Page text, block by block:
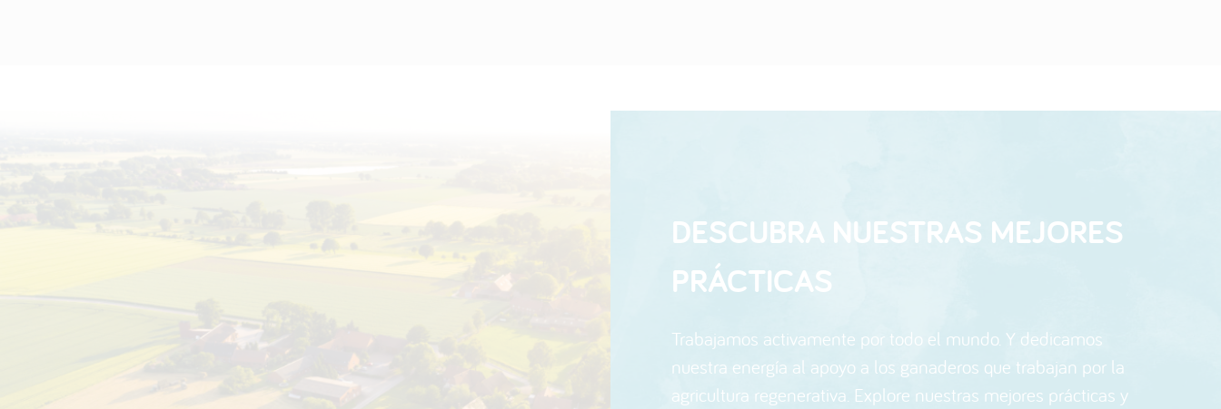
DESCUBRA NUESTRAS MEJORES
PRÁCTICAS
Trabajamos activamente por todo el mundo. Y dedicamos
nuestra energía al apoyo a los ganaderos que trabajan por la
agricultura regenerativa. Explore nuestras mejores prácticas y